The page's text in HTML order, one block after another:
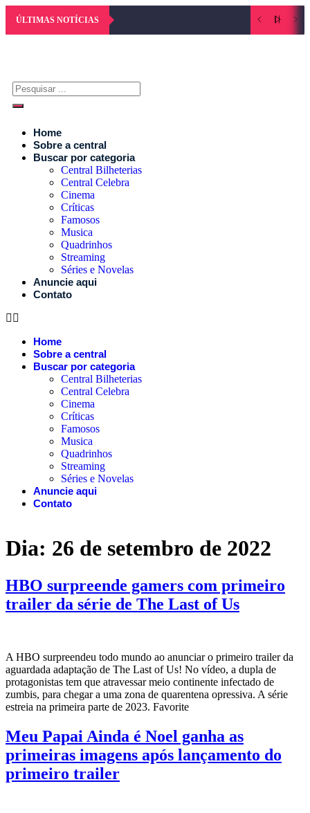
ÚLTIMAS NOTÍCIAS
Home
Sobre a central
Buscar por categoria
Central Bilheterias
Central Celebra
Cinema
Críticas
Famosos
Musica
Quadrinhos
Streaming
Séries e Novelas
Anuncie aqui
Contato
Home
Sobre a central
Buscar por categoria
Central Bilheterias
Central Celebra
Cinema
Críticas
Famosos
Musica
Quadrinhos
Streaming
Séries e Novelas
Anuncie aqui
Contato
Dia: 26 de setembro de 2022
HBO surpreende gamers com primeiro
trailer da série de The Last of Us
A HBO surpreendeu todo mundo ao anunciar o primeiro trailer da
aguardada adaptação de The Last of Us! No vídeo, a dupla de
protagonistas tem que atravessar meio continente infectado de
zumbis, para chegar a uma zona de quarentena opressiva. A série
estreia na primeira parte de 2023. Favorite
Meu Papai Ainda é Noel ganha as
primeiras imagens após lançamento do
primeiro trailer